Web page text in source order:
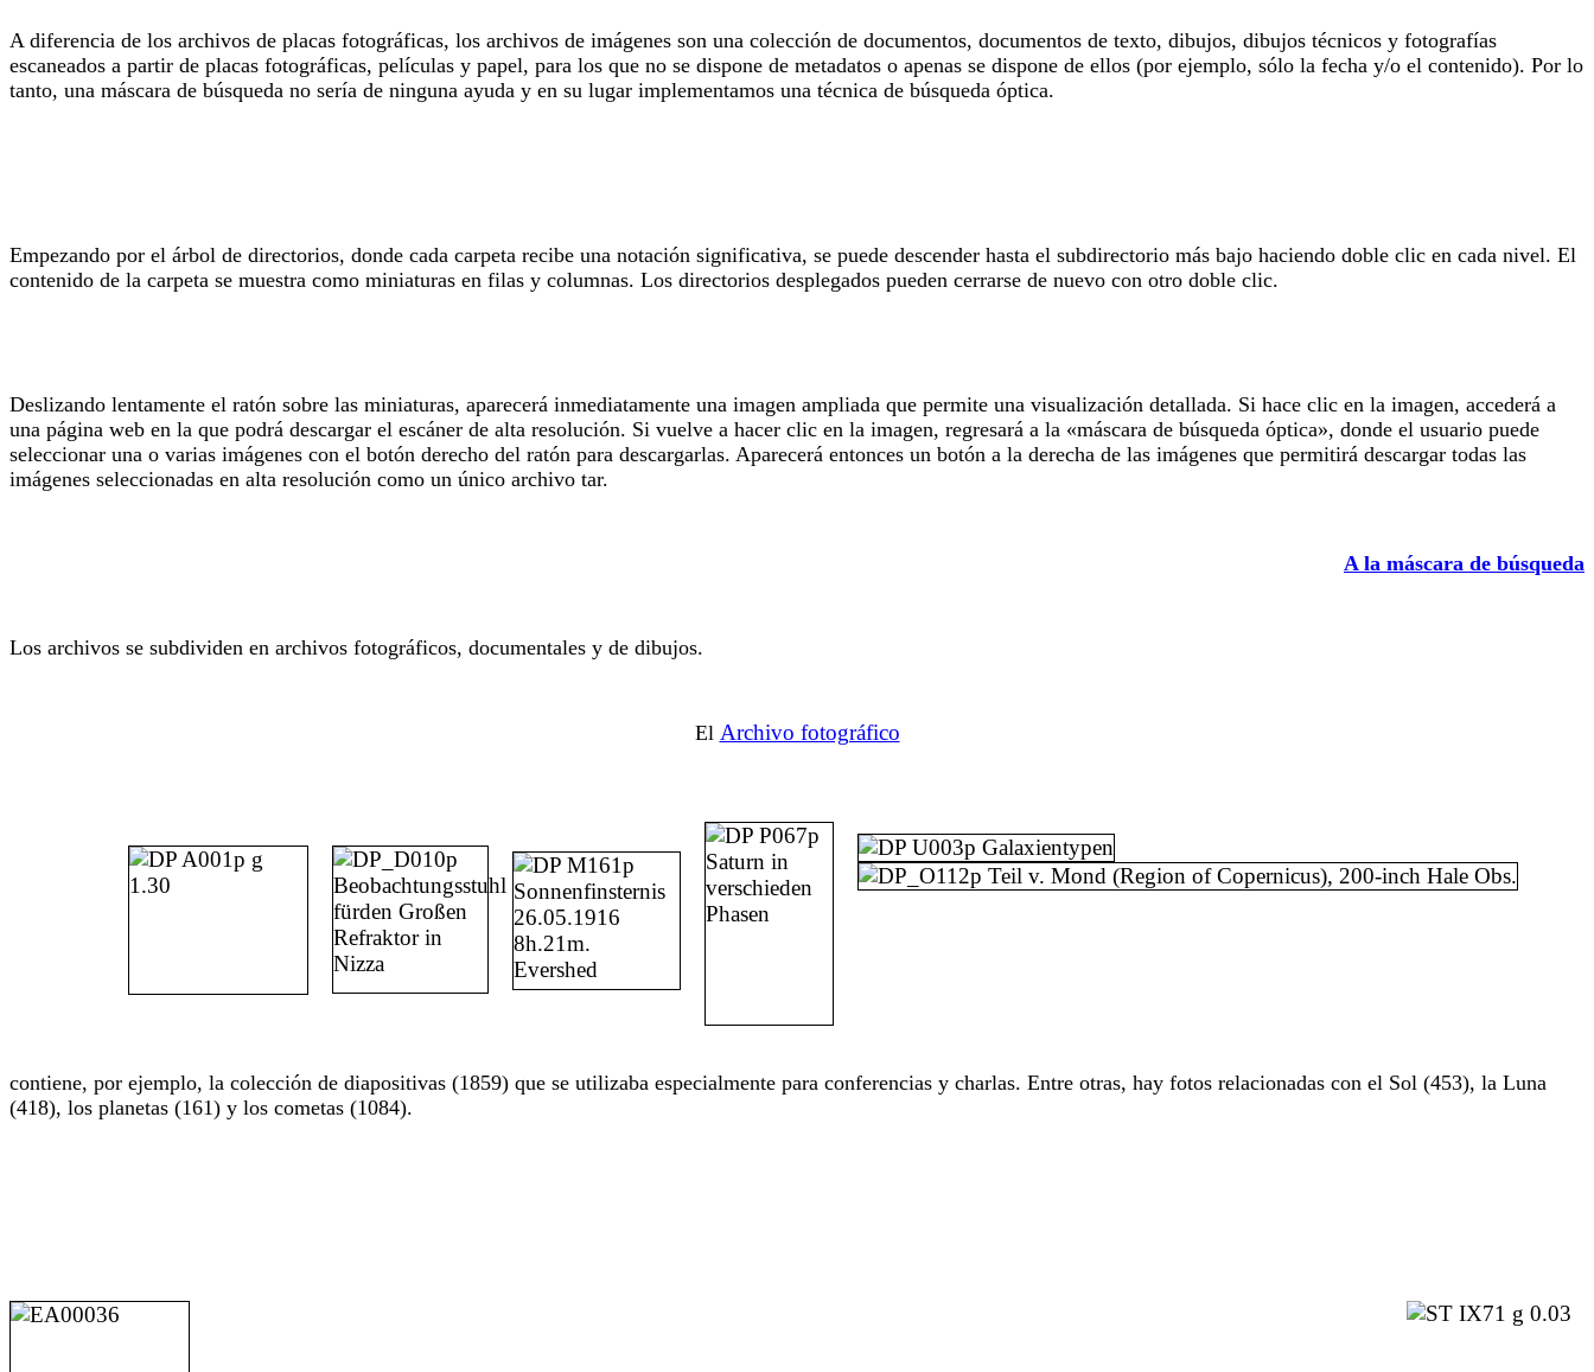
A diferencia de los archivos de placas fotográficas, los archivos de imágenes son una colección de documentos, documentos de texto, dibujos, dibujos técnicos y fotografías
escaneados a partir de placas fotográficas, películas y papel, para los que no se dispone de metadatos o apenas se dispone de ellos (por ejemplo, sólo la fecha y/o el contenido). Por lo
tanto, una máscara de búsqueda no sería de ninguna ayuda y en su lugar implementamos una técnica de búsqueda óptica.
Empezando por el árbol de directorios, donde cada carpeta recibe una notación significativa, se puede descender hasta el subdirectorio más bajo haciendo doble clic en cada nivel. El
contenido de la carpeta se muestra como miniaturas en filas y columnas. Los directorios desplegados pueden cerrarse de nuevo con otro doble clic.
Deslizando lentamente el ratón sobre las miniaturas, aparecerá inmediatamente una imagen ampliada que permite una visualización detallada. Si hace clic en la imagen, accederá a
una página web en la que podrá descargar el escáner de alta resolución. Si vuelve a hacer clic en la imagen, regresará a la «máscara de búsqueda óptica», donde el usuario puede
seleccionar una o varias imágenes con el botón derecho del ratón para descargarlas. Aparecerá entonces un botón a la derecha de las imágenes que permitirá descargar todas las
imágenes seleccionadas en alta resolución como un único archivo tar.
A la máscara de búsqueda
Los archivos se subdividen en archivos fotográficos, documentales y de dibujos.
El Archivo fotográfico
contiene, por ejemplo, la colección de diapositivas (1859) que se utilizaba especialmente para conferencias y charlas. Entre otras, hay fotos relacionadas con el Sol (453), la Luna
(418), los planetas (161) y los cometas (1084).